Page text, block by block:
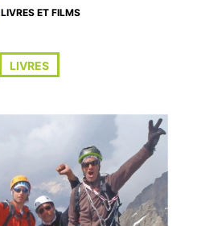
LIVRES ET FILMS
LIVRES